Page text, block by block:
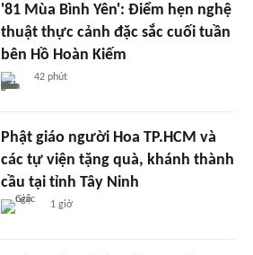
'81 Mùa Bình Yên': Điểm hẹn nghệ
thuật thực cảnh đặc sắc cuối tuần
bên Hồ Hoàn Kiếm
42 phút
Phật giáo người Hoa TP.HCM và
các tự viện tặng quà, khánh thành
cầu tại tỉnh Tây Ninh
1 giờ